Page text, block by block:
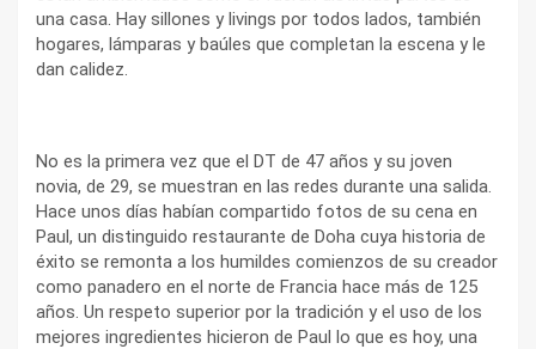
una casa. Hay sillones y livings por todos lados, también
hogares, lámparas y baúles que completan la escena y le
dan calidez.
No es la primera vez que el DT de 47 años y su joven
novia, de 29, se muestran en las redes durante una salida.
Hace unos días habían compartido fotos de su cena en
Paul, un distinguido restaurante de Doha cuya historia de
éxito se remonta a los humildes comienzos de su creador
como panadero en el norte de Francia hace más de 125
años. Un respeto superior por la tradición y el uso de los
mejores ingredientes hicieron de Paul lo que es hoy, una